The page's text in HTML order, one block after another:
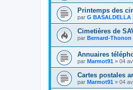
Printemps des
par G BASALDELLA
Cimetières de
par Bernard-Thonon
Annuaires
par Marmot91 » 04
Cartes postales
par Marmot91 » 04